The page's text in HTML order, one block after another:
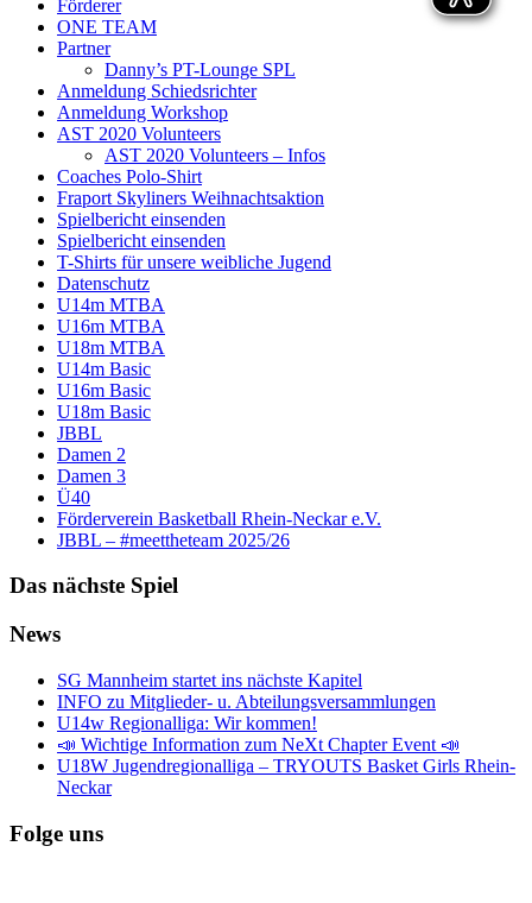
Förderer
ONE TEAM
Partner
Danny’s PT-Lounge SPL
Anmeldung Schiedsrichter
Anmeldung Workshop
AST 2020 Volunteers
AST 2020 Volunteers – Infos
Coaches Polo-Shirt
Fraport Skyliners Weihnachtsaktion
Spielbericht einsenden
Spielbericht einsenden
T-Shirts für unsere weibliche Jugend
Datenschutz
U14m MTBA
U16m MTBA
U18m MTBA
U14m Basic
U16m Basic
U18m Basic
JBBL
Damen 2
Damen 3
Ü40
Förderverein Basketball Rhein-Neckar e.V.
JBBL – #meettheteam 2025/26
Das nächste Spiel
News
SG Mannheim startet ins nächste Kapitel
INFO zu Mitglieder- u. Abteilungsversammlungen
U14w Regionalliga: Wir kommen!
📣 Wichtige Information zum NeXt Chapter Event 📣
U18W Jugendregionalliga – TRYOUTS Basket Girls Rhein-
Neckar
Folge uns